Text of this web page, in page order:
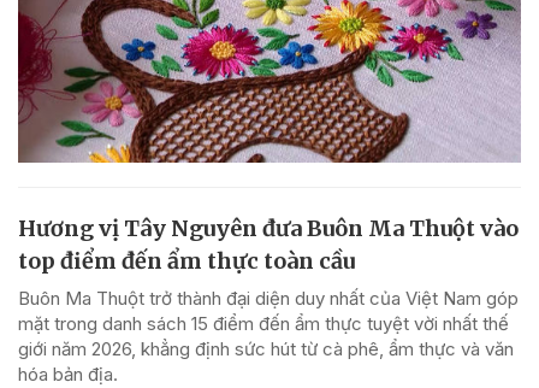
Hương vị Tây Nguyên đưa Buôn Ma Thuột vào
top điểm đến ẩm thực toàn cầu
Buôn Ma Thuột trở thành đại diện duy nhất của Việt Nam góp
mặt trong danh sách 15 điểm đến ẩm thực tuyệt vời nhất thế
giới năm 2026, khẳng định sức hút từ cà phê, ẩm thực và văn
hóa bản địa.